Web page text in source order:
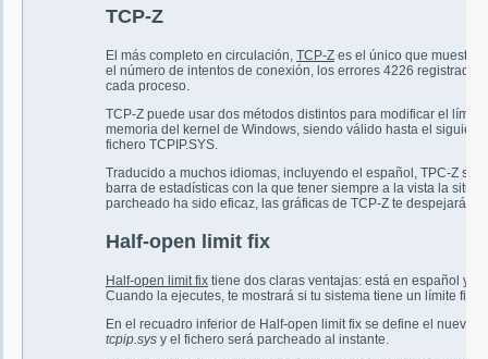
TCP-Z
El más completo en circulación, TCP-Z es el único que muestra
el número de intentos de conexión, los errores 4226
cada proceso.
TCP-Z puede usar dos métodos distintos para modificar el
memoria del kernel de Windows, siendo válido hasta el
fichero TCPIP.SYS.
Traducido a muchos idiomas, incluyendo el español, TPC-Z se
barra de estadísticas con la que tener siempre a la vista la
parcheado ha sido eficaz, las gráficas de TCP-Z te despejarán
Half-open limit fix
Half-open limit fix tiene dos claras ventajas: está en español y
Cuando la ejecutes, te mostrará si tu sistema tiene un límite
En el recuadro inferior de Half-open limit fix se define el nuevo
tcpip.sys y el fichero será parcheado al instante.